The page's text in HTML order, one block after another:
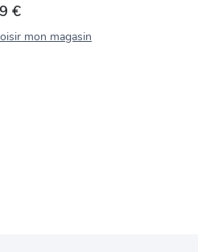
€
mon magasin